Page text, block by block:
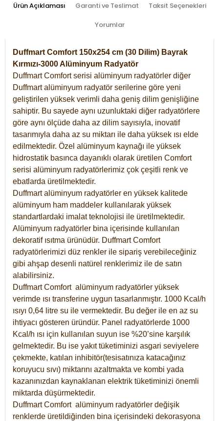
Ürün Açıklaması Garanti ve Teslimat Taksit Seçenekleri
Yorumlar
Duffmart Comfort 150x254 cm (30 Dilim) Bayrak
Kırmızı-3000 Alüminyum Radyatör
Duffmart Comfort serisi alüminyum radyatörler diğer
Duffmart alüminyum radyatör serilerine göre yeni
geliştirilen yüksek verimli daha geniş dilim genişliğine
sahiptir. Bu sayede aynı uzunluktaki diğer radyatörlere
göre aynı ölçüde daha az dilim sayısıyla, inovatif
tasarımıyla daha az su miktarı ile daha yüksek ısı elde
edilmektedir. Özel alüminyum kaynağı ile yüksek
hidrostatik basınca dayanıklı olarak üretilen Comfort
serisi alüminyum radyatörlerimiz çok çeşitli renk ve
ebatlarda üretilmektedir.
Duffmart alüminyum radyatörler en yüksek kalitede
alüminyum ham maddeler kullanılarak yüksek
standartlardaki imalat teknolojisi ile üretilmektedir.
Alüminyum radyatörler bina içerisinde kullanılan
dekoratif ısıtma ürünüdür. Duffmart Comfort
radyatörlerimizi düz renkler ile sipariş verebileceğiniz
gibi ahşap desenli natürel renklerimiz ile de satın
alabilirsiniz.
Duffmart Comfort alüminyum radyatörler yüksek
verimde ısı transferine uygun tasarlanmıştır. 1000 Kcal/h
ısıyı 0,64 litre su ile vermektedir. Bu değer ile en az su
ihtiyacı gösteren üründür. Panel radyatörlerde 1000
Kcal/h ısı için kullanılan suyun ise %20’sine karşılık
gelmektedir. Bu ise yakıt tüketiminizi asgari seviyelere
çekmekte, katılan inhibitör(tesisatınıza katacağınız
koruyucu sıvı) miktarını azaltmakta ve kombi yada
kazanınızdan kaynaklanan elektrik tüketiminizi önemli
miktarda düşürmektedir.
Duffmart Comfort alüminyum radyatörler değişik
renklerde üretildiğinden bina içerisindeki dekorasyona